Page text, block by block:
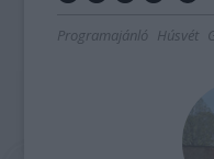
Programajánló Húsvét